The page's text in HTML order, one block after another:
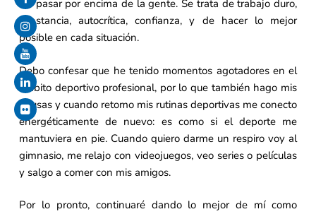
sin pasar por encima de la gente. Se trata de trabajo duro,
constancia, autocrítica, confianza, y de hacer lo mejor
posible en cada situación.
Debo confesar que he tenido momentos agotadores en el
ámbito deportivo profesional, por lo que también hago mis
pausas y cuando retomo mis rutinas deportivas me conecto
energéticamente de nuevo: es como si el deporte me
mantuviera en pie. Cuando quiero darme un respiro voy al
gimnasio, me relajo con videojuegos, veo series o películas
y salgo a comer con mis amigos.
Por lo pronto, continuaré dando lo mejor de mí como